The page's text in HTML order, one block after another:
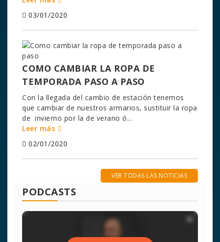
03/01/2020
COMO CAMBIAR LA ROPA DE
TEMPORADA PASO A PASO
Con la llegada del cambio de estación tenemos
que cambiar de nuestros armarios, sustituir la ropa
de invierno por la de verano ó...
Leer más
02/01/2020
VER TODAS LAS NOTICIAS
PODCASTS